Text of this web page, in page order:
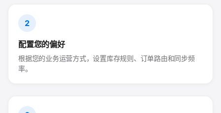
2
配置您的偏好
根据您的业务运营方式，设置库存规则、订单路由和同步频
率。